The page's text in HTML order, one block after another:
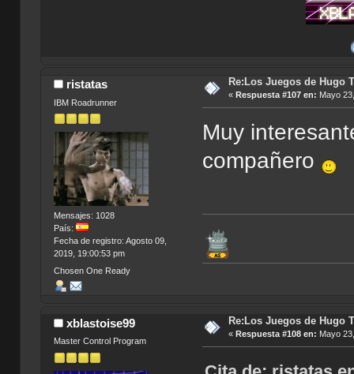
Mis
ristatas
IBM Roadrunner
Mensajes: 1028
País:
Fecha de registro: Agosto 09,
2019, 19:00:53 pm
Chosen One Ready
Re:Los Juegos de Hugo
« Respuesta #107 en: Mayo
Muy
compañero
xblastoise99
Master Control Program
Re:Los Juegos de Hugo
« Respuesta #108 en: Mayo